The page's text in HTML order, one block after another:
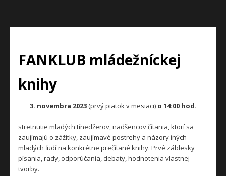
FANKLUB mládežníckej
knihy
3. novembra 2023 (prvý piatok v mesiaci)o 14:00 hod.
stretnutie mladých tínedžerov, nadšencov čítania, ktorí sa
zaujímajú o zážitky, zaujímavé postrehy a názory iných
mladých ľudí na konkrétne prečítané knihy. Prvé záblesky
písania, rady, odporúčania, debaty, hodnotenia vlastnej
tvorby.